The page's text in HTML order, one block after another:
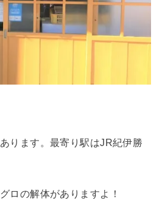
ります。最寄り駅はJR紀伊勝
ロの解体がありますよ！